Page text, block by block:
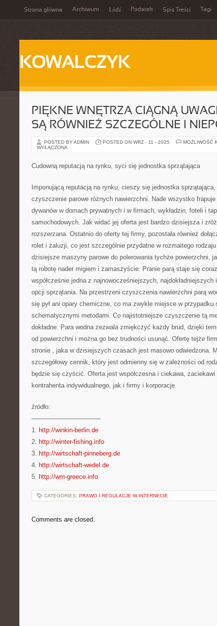
Strona główna Archiwum Łódź Podatek Spis Treści Tagi
KOWALCZYK
PIĘKNE WNĘTRZA CIĄGNĄ
SĄ RÓWNIEŻ SZCZEGÓLNE I
POSTED BY ADMIN POSTED ON WRZ - 11 - 2025
MOŻLIWOŚĆ
WYŁĄCZONA
Cudowną reputacją na rynku, syci się jednostka sprzątająca
Imponującą reputacją na rynku, cieszy się jednostka
czyszczenie parowe różnych nawierzchni. Nade wszystko
dywanów w domach prywatnych i w firmach, wykładzin, foteli i
samochodowych. Jak widać jej oferta jest bardzo dzisiejsza i
rozszerzana. Ostatnio do oferty tej firmy, pozostała również
rolet i żaluzji, co jest szczególnie przydatne w rozmaitego
dzisiejsze maszyny parowe do polerowania tychże powierzchni,
tą robotę nader migiem i zamaszyście. Pranie parą staje się
współcześnie jedna z najnowocześniejszych,
opcji sprzątania. Na przestrzeni czyszczenia nawierzchni parą
się pył ani opary chemiczne, co ma zwykle miejsce w przypadku
schematycznymi metodami. Co najistotniejsze czyszczenie tą
dokładne. Para wodna zezwala zmiękczyć każdy brud, dzięki
od powierzchni i można go bez trudności usunąć. Ofertę tejże
stronie , jaka w dzisiejszych czasach jest masowo odwiedzona.
szczegółowy cennik, który jest odmienny się w zależności od
będzie się czyścić. Oferta jest współczesna i ciekawa,
kontrahenta indywidualnego, jak i firmy i korporacje.
źródło:
———————————
1. http://winkin-berlin.de
2. http://winter-fishing.info
3. http://wirtschaft-pinneberg.de
4. http://wirtschaft-wedel.de
5. http://wm-greece.info
CATEGORIES: PRAWO I REGULACJE W INTERNECIE
Comments are closed.